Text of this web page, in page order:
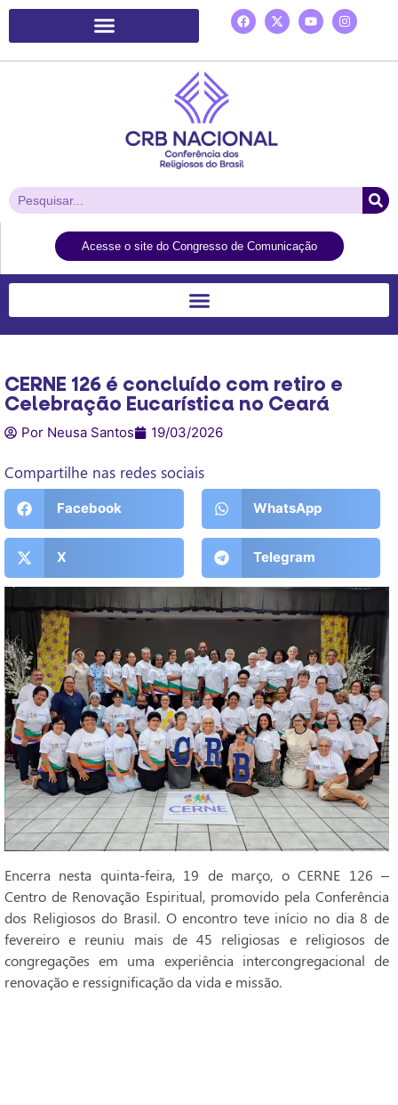
Acesse o site do Congresso de Comunicação
CERNE 126 é concluído com retiro e
Celebração Eucarística no Ceará
Por Neusa Santos 19/03/2026
Compartilhe nas redes sociais
Facebook WhatsApp
X Telegram
Encerra nesta quinta-feira, 19 de março, o CERNE 126 –
Centro de Renovação Espiritual, promovido pela Conferência
dos Religiosos do Brasil. O encontro teve início no dia 8 de
fevereiro e reuniu mais de 45 religiosas e religiosos de
congregações em uma experiência intercongregacional de
renovação e ressignificação da vida e missão.